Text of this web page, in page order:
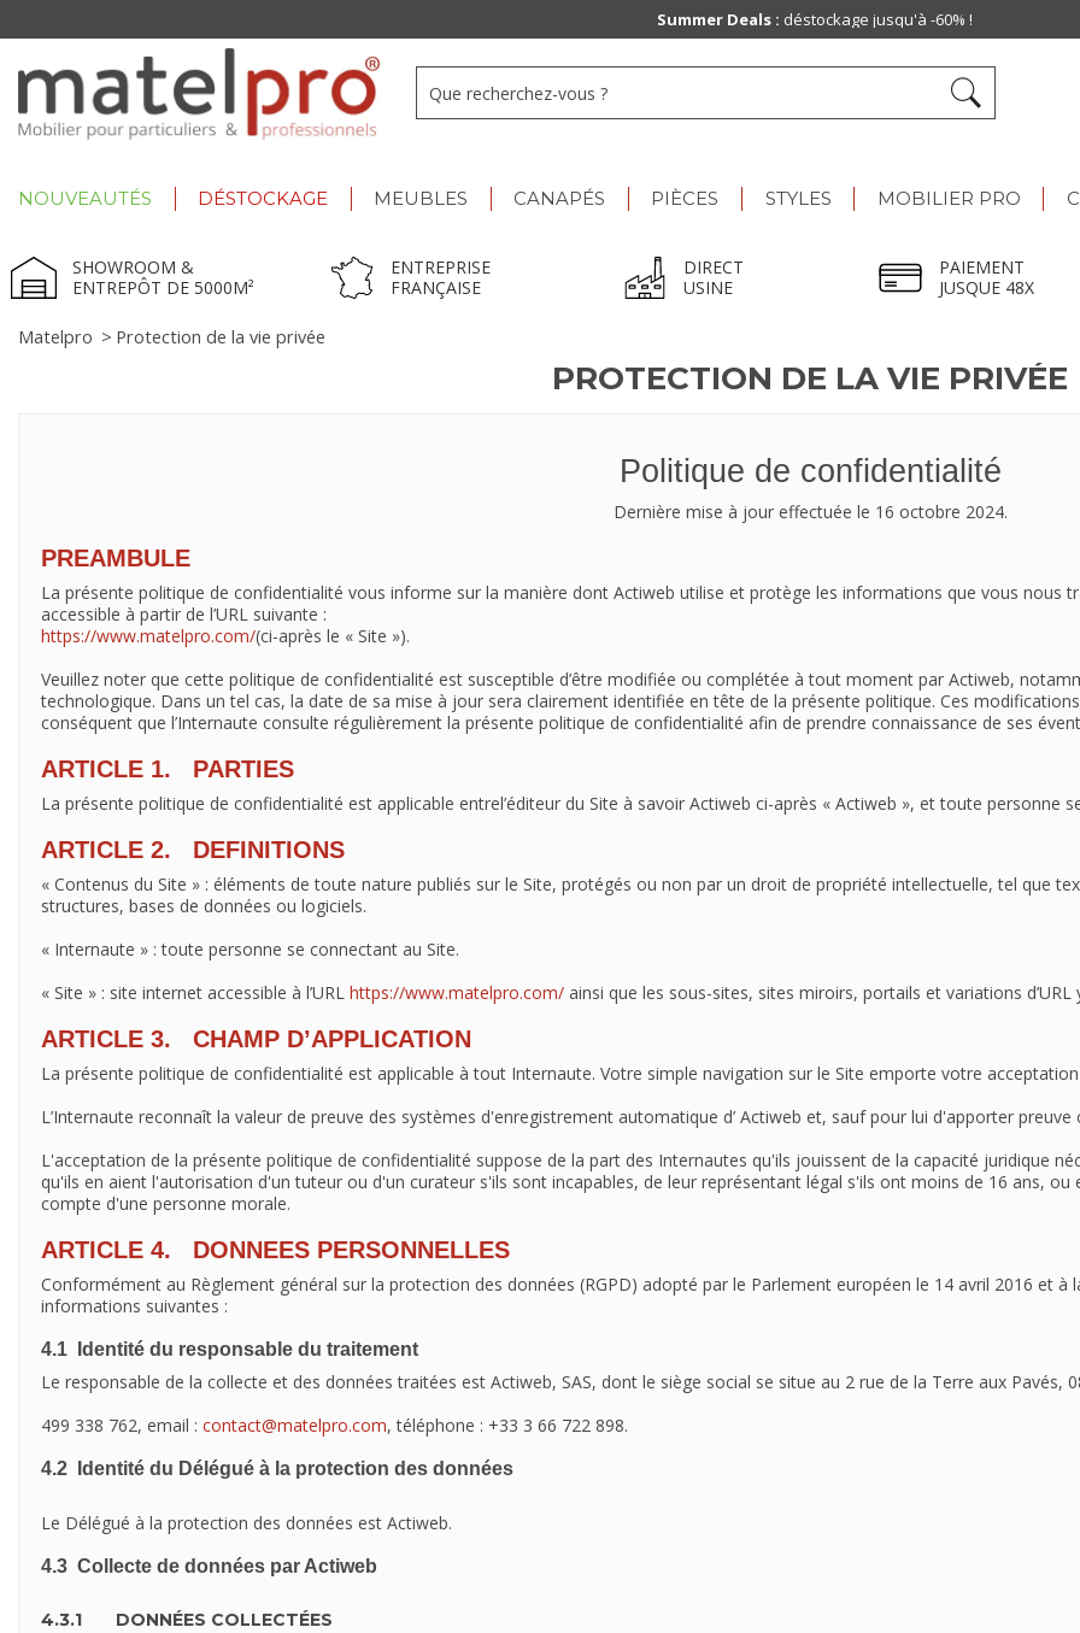
NOUVEAUTÉS DÉSTOCKAGE MEUBLES CANAPÉS PIÈCES STYLES MOBILIER PRO
SHOWROOM &
ENTREPÔT DE 5000M²
ENTREPRISE
FRANÇAISE
DIRECT
USINE
PAIEMENT
JUSQUE 48X
Matelpro > Protection de la vie privée
PROTECTION DE LA VIE PRIVÉE
Politique de confidentialité
Dernière mise à jour effectuée le 16 octobre 2024.
PREAMBULE
La présente politique de confidentialité vous informe sur la manière dont Actiweb utilise et protège les informations que vous nous
accessible à partir de l’URL suivante :
https://www.matelpro.com/(ci-après le « Site »).
Veuillez noter que cette politique de confidentialité est susceptible d’être modifiée ou complétée à tout moment par Actiweb,
technologique. Dans un tel cas, la date de sa mise à jour sera clairement identifiée en tête de la présente politique. Ces
conséquent que l’Internaute consulte régulièrement la présente politique de confidentialité afin de prendre connaissance de ses
ARTICLE 1. PARTIES
La présente politique de confidentialité est applicable entrel’éditeur du Site à savoir Actiweb ci-après « Actiweb », et toute personne
ARTICLE 2. DEFINITIONS
« Contenus du Site » : éléments de toute nature publiés sur le Site, protégés ou non par un droit de propriété intellectuelle, tel que
structures, bases de données ou logiciels.
« Internaute » : toute personne se connectant au Site.
« Site » : site internet accessible à l’URL https://www.matelpro.com/ ainsi que les sous-sites, sites miroirs, portails et variations d’URL
ARTICLE 3. CHAMP D’APPLICATION
La présente politique de confidentialité est applicable à tout Internaute. Votre simple navigation sur le Site emporte votre
L’Internaute reconnaît la valeur de preuve des systèmes d'enregistrement automatique d’ Actiweb et, sauf pour lui d'apporter
L'acceptation de la présente politique de confidentialité suppose de la part des Internautes qu'ils jouissent de la capacité juridique
qu'ils en aient l'autorisation d'un tuteur ou d'un curateur s'ils sont incapables, de leur représentant légal s'ils ont moins de 16 ans,
compte d'une personne morale.
ARTICLE 4. DONNEES PERSONNELLES
Conformément au Règlement général sur la protection des données (RGPD) adopté par le Parlement européen le 14 avril 2016 et
informations suivantes :
4.1 Identité du responsable du traitement
Le responsable de la collecte et des données traitées est Actiweb, SAS, dont le siège social se situe au 2 rue de la Terre aux Pavés,
499 338 762, email : contact@matelpro.com, téléphone : +33 3 66 722 898.
4.2 Identité du Délégué à la protection des données
Le Délégué à la protection des données est Actiweb.
4.3 Collecte de données par Actiweb
4.3.1 DONNÉES COLLECTÉES
Summer Deals : déstockage jusqu'à -60% !